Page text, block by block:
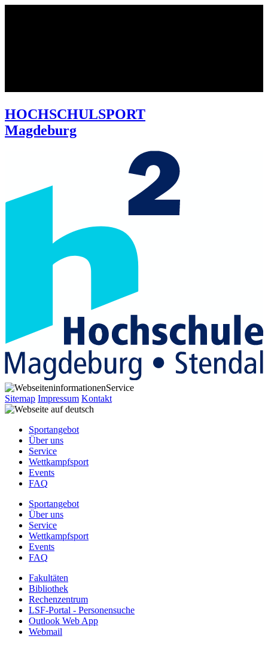
HOCHSCHULSPORT
Magdeburg
Service
Sitemap Impressum Kontakt
Sportangebot
Über uns
Service
Wettkampfsport
Events
FAQ
Sportangebot
Über uns
Service
Wettkampfsport
Events
FAQ
Fakultäten
Bibliothek
Rechenzentrum
LSF-Portal - Personensuche
Outlook Web App
Webmail